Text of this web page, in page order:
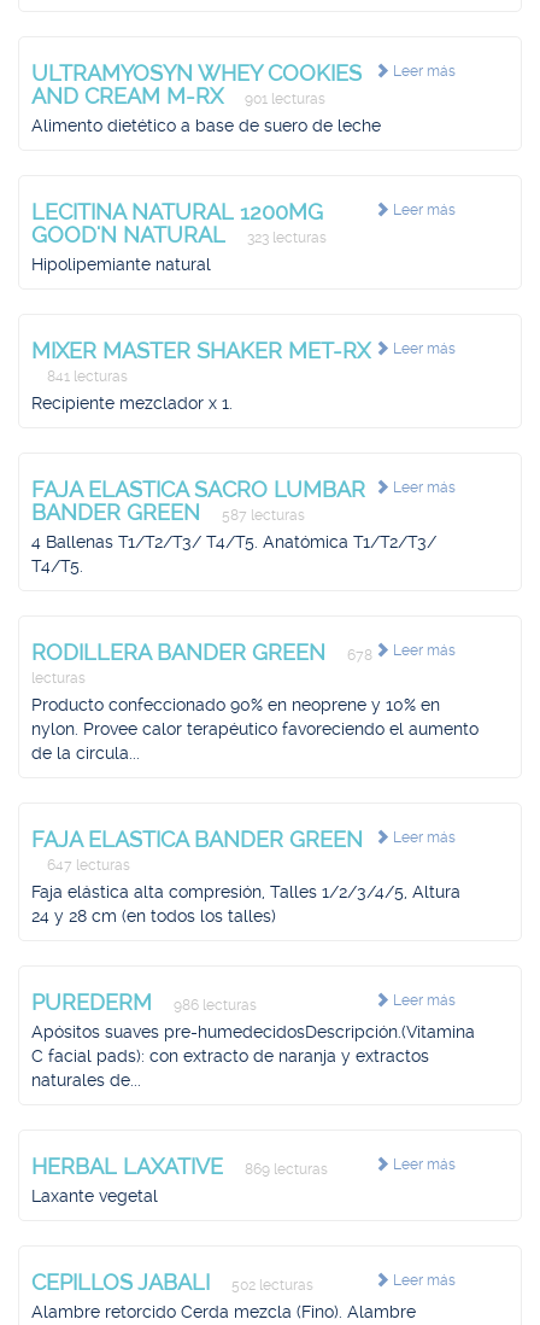
Leer más
ULTRAMYOSYN WHEY COOKIES
AND CREAM M-RX
901 lecturas
Alimento dietético a base de suero de leche
Leer más
LECITINA NATURAL 1200MG
GOOD'N NATURAL
323 lecturas
Hipolipemiante natural
Leer más
MIXER MASTER SHAKER MET-RX
841 lecturas
Recipiente mezclador x 1.
Leer más
FAJA ELASTICA SACRO LUMBAR
BANDER GREEN
587 lecturas
4 Ballenas T1/T2/T3/ T4/T5. Anatómica T1/T2/T3/
T4/T5.
Leer más
RODILLERA BANDER GREEN
678
lecturas
Producto confeccionado 90% en neoprene y 10% en
nylon. Provee calor terapéutico favoreciendo el aumento
de la circula...
Leer más
FAJA ELASTICA BANDER GREEN
647 lecturas
Faja elástica alta compresión, Talles 1/2/3/4/5, Altura
24 y 28 cm (en todos los talles)
Leer más
PUREDERM 986 lecturas
Apósitos suaves pre-humedecidosDescripción.(Vitamina
C facial pads): con extracto de naranja y extractos
naturales de...
Leer más
HERBAL LAXATIVE 869 lecturas
Laxante vegetal
Leer más
CEPILLOS JABALI 502 lecturas
Alambre retorcido Cerda mezcla (Fino). Alambre